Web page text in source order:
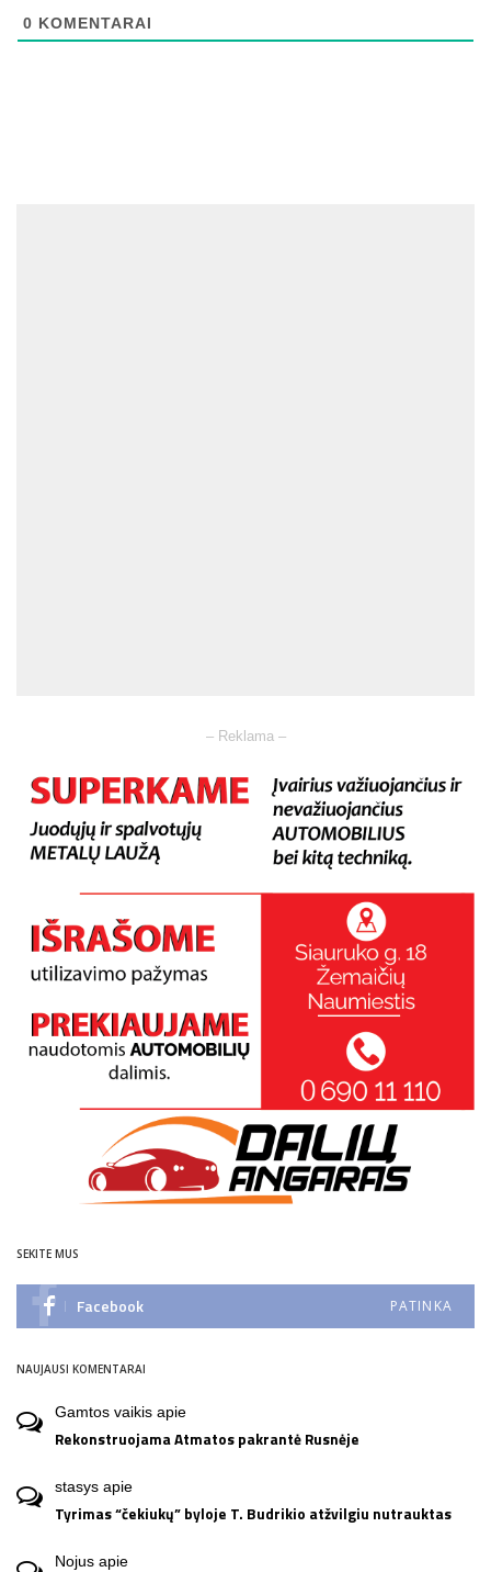
0 KOMENTARAI
– Reklama –
SEKITE MUS
Facebook PATINKA
NAUJAUSI KOMENTARAI
Gamtos vaikis apie
Rekonstruojama Atmatos pakrantė Rusnėje
stasys apie
Tyrimas “čekiukų” byloje T. Budrikio atžvilgiu nutrauktas
Nojus apie